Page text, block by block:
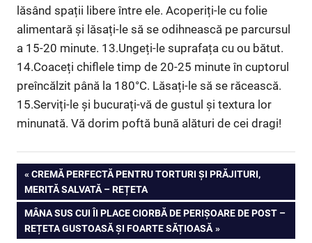
lăsând spații libere între ele. Acoperiți-le cu folie
alimentară și lăsați-le să se odihnească pe parcursul
a 15-20 minute. 13.Ungeți-le suprafața cu ou bătut.
14.Coaceți chiflele timp de 20-25 minute în cuptorul
preîncălzit până la 180°C. Lăsați-le să se răcească.
15.Serviți-le și bucurați-vă de gustul și textura lor
minunată. Vă dorim poftă bună alături de cei dragi!
Navigare
în
articole
PREVIOUS
POST:
CREMĂ PERFECTĂ PENTRU TORTURI ȘI PRĂJITURI,
MERITĂ SALVATĂ – REȚETA
NEXT
POST:
MÂNA SUS CUI ÎI PLACE CIORBĂ DE PERIȘOARE DE POST –
REȚETA GUSTOASĂ ȘI FOARTE SĂȚIOASĂ